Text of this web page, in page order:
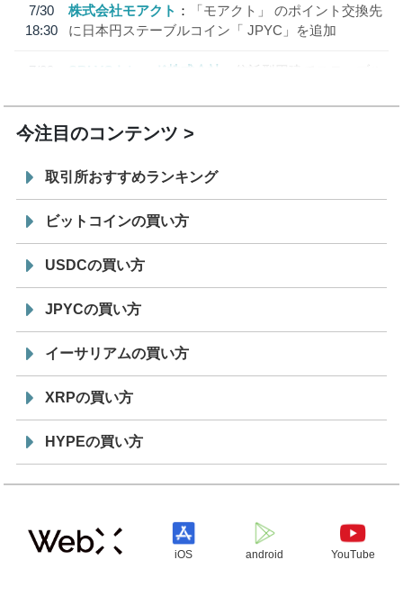
7/30
18:30
株式会社モアクト
「モアクト」 のポイント交換先
に日本円ステーブルコイン「 JPYC」を追加
7/29
SBI VCトレード株式会社
信託型円建てステーブル
今注目のコンテンツ
取引所おすすめランキング
ビットコインの買い方
USDCの買い方
JPYCの買い方
イーサリアムの買い方
XRPの買い方
HYPEの買い方
iOS android YouTube